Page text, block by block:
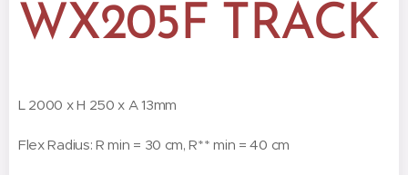
WX205F TRACK
L 2000 x H 250 x A 13mm
Flex Radius: R min = 30 cm, R** min = 40 cm